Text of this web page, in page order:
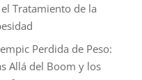
Tratamiento de la
Perdida de Peso:
Allá del Boom y los